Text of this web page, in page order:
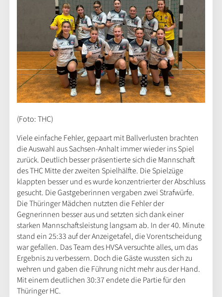
(Foto: THC)
Viele einfache Fehler, gepaart mit Ballverlusten brachten
die Auswahl aus Sachsen-Anhalt immer wieder ins Spiel
zurück. Deutlich besser präsentierte sich die Mannschaft
des THC Mitte der zweiten Spielhälfte. Die Spielzüge
klappten besser und es wurde konzentrierter der Abschluss
gesucht. Die Gastgeberinnen vergaben zwei Strafwürfe.
Die Thüringer Mädchen nutzten die Fehler der
Gegnerinnen besser aus und setzten sich dank einer
starken Mannschaftsleistung langsam ab. In der 40. Minute
stand ein 25:33 auf der Anzeigetafel, die Vorentscheidung
war gefallen. Das Team des HVSA versuchte alles, um das
Ergebnis zu verbessern. Doch die Gäste wussten sich zu
wehren und gaben die Führung nicht mehr aus der Hand.
Mit einem deutlichen 30:37 endete die Partie für den
Thüringer HC.